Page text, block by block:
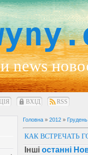
news
ВХІД RSS
Головна » 2012 » Грудень
КАК ВСТРЕЧАТЬ
Інші останні